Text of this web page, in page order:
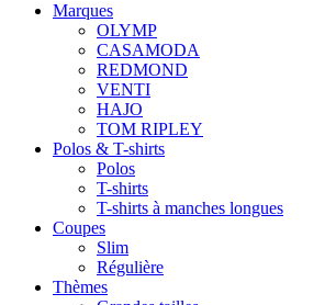
Marques
OLYMP
CASAMODA
REDMOND
VENTI
HAJO
TOM RIPLEY
Polos & T-shirts
Polos
T-shirts
T-shirts à manches longues
Coupes
Slim
Régulière
Thèmes